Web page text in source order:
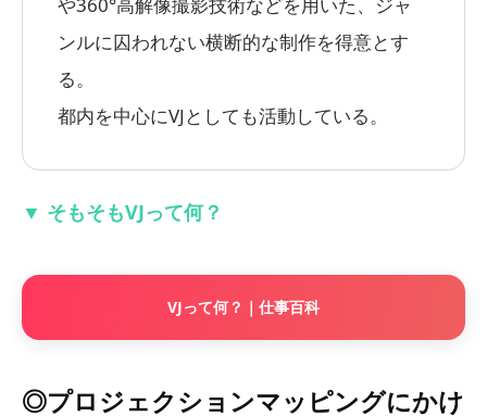
や360°高解像撮影技術などを用いた、ジャ
ンルに囚われない横断的な制作を得意とす
る。
都内を中心にVJとしても活動している。
▼ そもそもVJって何？
VJって何？｜仕事百科
◎プロジェクションマッピングにかけ